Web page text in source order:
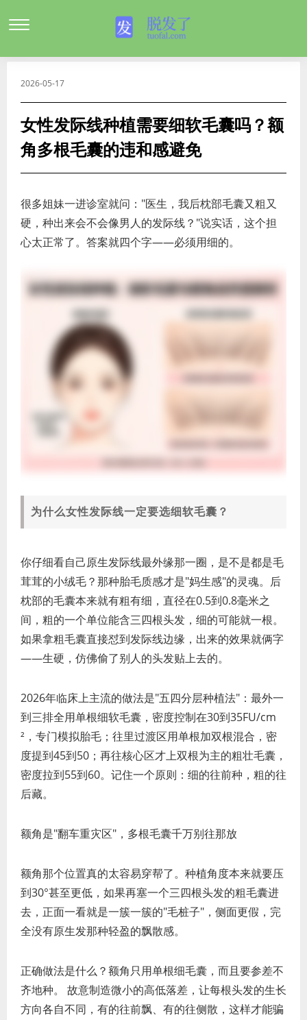
2026-05-17
女性发际线种植需要细软毛囊吗？额
角多根毛囊的违和感避免
很多姐妹一进诊室就问："医生，我后枕部毛囊又粗又
硬，种出来会不会像男人的发际线？"说实话，这个担
心太正常了。答案就四个字——必须用细的。
为什么女性发际线一定要选细软毛囊？
你仔细看自己原生发际线最外缘那一圈，是不是都是毛
茸茸的小绒毛？那种胎毛质感才是"妈生感"的灵魂。后
枕部的毛囊本来就有粗有细，直径在0.5到0.8毫米之
间，粗的一个单位能含三四根头发，细的可能就一根。
如果拿粗毛囊直接怼到发际线边缘，出来的效果就俩字
——生硬，仿佛偷了别人的头发贴上去的。
2026年临床上主流的做法是"五四分层种植法"：最外一
到三排全用单根细软毛囊，密度控制在30到35FU/cm
²，专门模拟胎毛；往里过渡区用单根加双根混合，密
度提到45到50；再往核心区才上双根为主的粗壮毛囊，
密度拉到55到60。记住一个原则：细的往前种，粗的往
后藏。
额角是"翻车重灾区"，多根毛囊千万别往那放
额角那个位置真的太容易穿帮了。种植角度本来就要压
到30°甚至更低，如果再塞一个三四根头发的粗毛囊进
去，正面一看就是一簇一簇的"毛桩子"，侧面更假，完
全没有原生发那种轻盈的飘散感。
正确做法是什么？额角只用单根细毛囊，而且要参差不
齐地种。 故意制造微小的高低落差，让每根头发的生长
方向各自不同，有的往前飘、有的往侧散，这样才能骗